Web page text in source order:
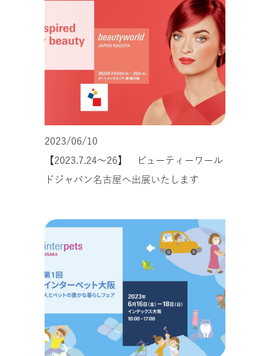
2023/06/10
【2023.7.24～26】 ビューティーワール
ドジャパン名古屋へ出展いたします